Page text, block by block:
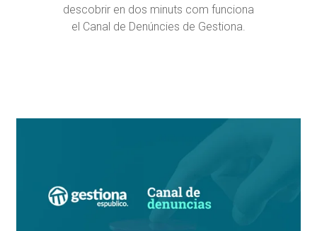
descobrir en dos minuts com funciona
el Canal de Denúncies de Gestiona.